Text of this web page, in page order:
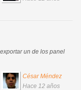
un de los panel
César Méndez
Hace 12 años